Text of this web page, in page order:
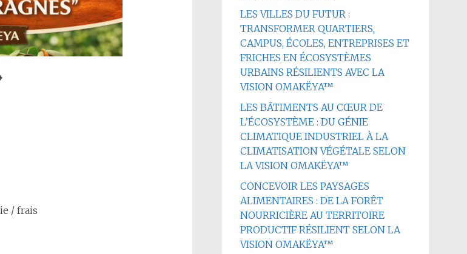
/ frais
LES VILLES DU FUTUR :
TRANSFORMER QUARTIERS,
CAMPUS, ÉCOLES, ENTREPRISES ET
FRICHES EN ÉCOSYSTÈMES
URBAINS RÉSILIENTS AVEC LA
VISION OMAKËYA™
LES BÂTIMENTS AU CŒUR DE
L’ÉCOSYSTÈME : DU GÉNIE
CLIMATIQUE INDUSTRIEL À LA
CLIMATISATION VÉGÉTALE SELON
LA VISION OMAKËYA™
CONCEVOIR LES PAYSAGES
ALIMENTAIRES : DE LA FORÊT
NOURRICIÈRE AU TERRITOIRE
PRODUCTIF RÉSILIENT SELON LA
VISION OMAKËYA™